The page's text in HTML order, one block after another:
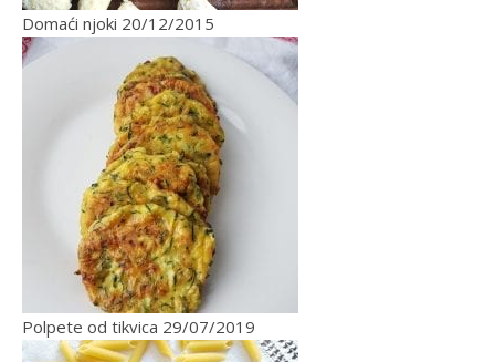
Domaći njoki 20/12/2015
Polpete od tikvica 29/07/2019